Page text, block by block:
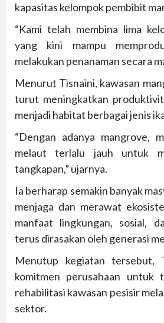
kapasitas kelompok pembibit
“Kami telah membina lima
yang kini mampu
melakukan penanaman secara
Menurut Tisnaini, kawasan
turut meningkatkan
menjadi habitat berbagai jenis
“Dengan adanya mangrove,
melaut terlalu jauh untuk
tangkapan,” ujarnya.
Ia berharap semakin banyak
menjaga dan merawat
manfaat lingkungan, sosial,
terus dirasakan oleh generasi
Menutup kegiatan tersebut,
komitmen perusahaan untuk
rehabilitasi kawasan pesisir
sektor.